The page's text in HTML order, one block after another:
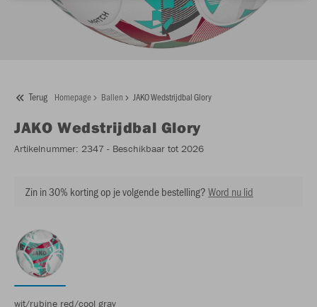
Terug Homepage Ballen JAKO Wedstrijdbal Glory
JAKO Wedstrijdbal Glory
Artikelnummer: 2347 - Beschikbaar tot 2026
Zin in 30% korting op je volgende bestelling?Word nu lid
wit/rubine red/cool gray